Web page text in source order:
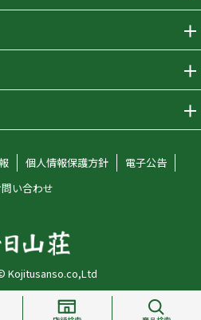
覧
ルジュ
報
個人情報保護方針
電子公告
い合わせ
Kojitusanso.co,Ltd